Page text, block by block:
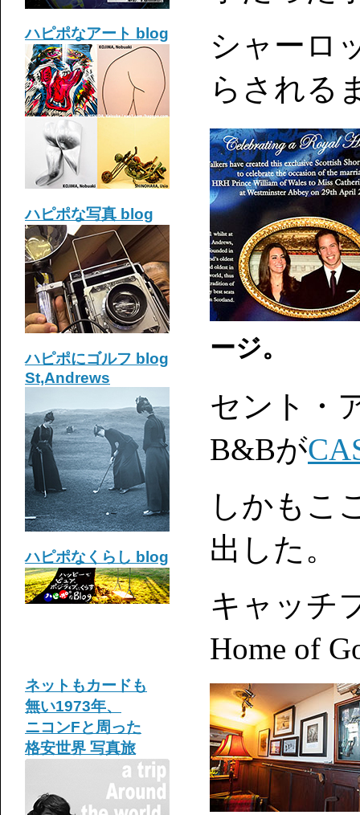
ハピポなアート blog
ハピポな写真 blog
ハピポにゴルフ blog
St,Andrews
ハピポなくらし blog
ネットもカードも
無い1973年、
ニコンFと周った
格安世界 写真旅
シャーロ
らされる
ージ。
セント・
B&Bが
しかもこ
出した。
キャッチ
Home of